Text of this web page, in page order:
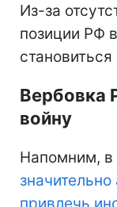
Из-за
позиции РФ
становиться
Вербовка
войну
Напомним, в
привлечь